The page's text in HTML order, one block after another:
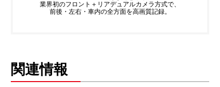
業界初のフロント＋リアデュアルカメラ方式で、
前後・左右・車内の全方面を高画質記録。
関連情報